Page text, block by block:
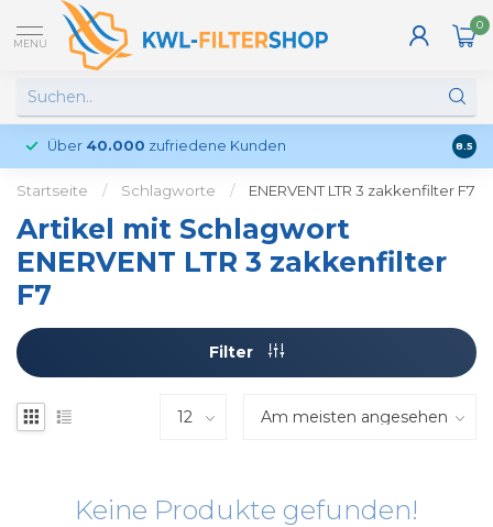
MENU
0
Über 40.000 zufriedene Kunden 8.5
Startseite / Schlagworte / ENERVENT LTR 3 zakkenfilter F7
Artikel mit Schlagwort
ENERVENT LTR 3 zakkenfilter
F7
Filter
Keine Produkte gefunden!